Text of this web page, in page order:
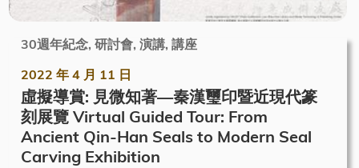
30週年紀念, 研討會, 演講, 講座
2022 年 4 月 11 日
虛擬導賞: 見微知著—秦漢璽印暨近現代篆
刻展覽 Virtual Guided Tour: From
Ancient Qin-Han Seals to Modern Seal
Carving Exhibition